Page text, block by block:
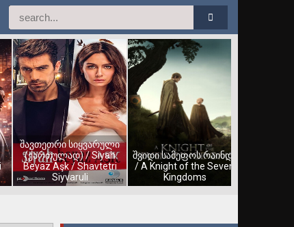
შავთეთრი სიყვარული
(ქართულად) / Siyah
Beyaz Aşk / Shavtetri
Siyvaruli
შვიდი სამეფოს რაინდი
/ A Knight of the Seven
Kingdoms